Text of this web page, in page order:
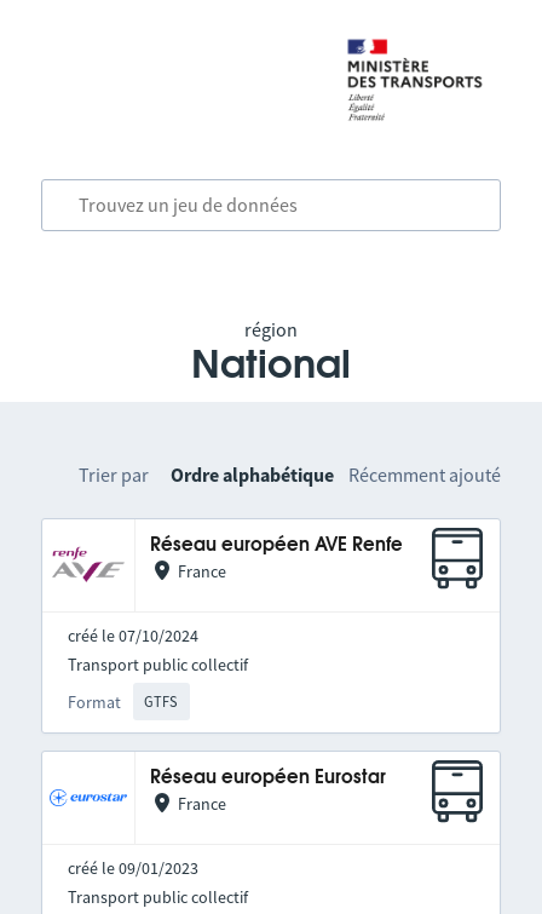
région
National
Trier par Ordre alphabétique Récemment ajouté
Réseau européen AVE Renfe
France
créé le 07/10/2024
Format GTFS
Transport public collectif
Réseau européen Eurostar
France
créé le 09/01/2023
Transport public collectif